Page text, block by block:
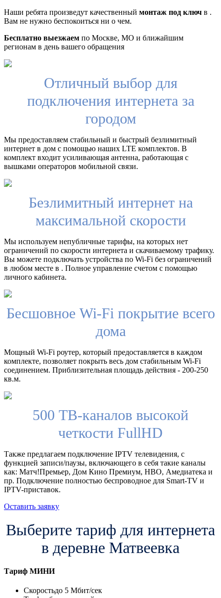
Наши ребята произведут качественный монтаж под ключ в .
Вам не нужно беспокоиться ни о чем.
Бесплатно выезжаем по Москве, МО и ближайшим
регионам в день вашего обращения
Отличный выбор для
подключения интернета за
городом
Мы предоставляем стабильный и быстрый безлимитный
интернет в дом с помощью наших LTE комплектов. В
комплект входит усиливающая антенна, работающая с
вышками операторов мобильной связи.
Безлимитный интернет на
максимальной скорости
Мы используем непубличные тарифы, на которых нет
ограничений по скорости интернета и скачиваемому трафику.
Вы можете подключать устройства по Wi-Fi без ограничений
в любом месте в . Полное управление счетом с помощью
личного кабинета.
Бесшовное Wi-Fi покрытие всего
дома
Мощный Wi-Fi роутер, который предоставляется в каждом
комплекте, позволяет покрыть весь дом стабильным Wi-Fi
соединением. Приблизительная площадь действия - 200-250
кв.м.
500 ТВ-каналов высокой
четкости FullHD
Также предлагаем подключение IPTV телевидения, с
функцией записи/паузы, включающего в себя такие каналы
как: Матч!Премьер, Дом Кино Премиум, HBO, Амедиатека и
пр. Подключение полностью беспроводное для Smart-TV и
IPTV-приставок.
Оставить заявку
Выберите тариф для интернета
в деревне Матвеевка
Тариф МИНИ
Скоростьдо 5 Мбит/сек